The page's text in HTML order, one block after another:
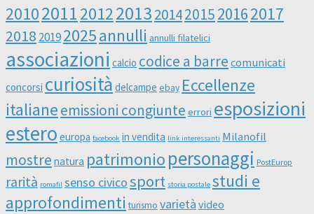
20102011201220132014201520162017
2018 20192025annulli annulli filatelici
associazioni calcio codice a barre comunicati
concorsi curiosità delcampe ebay Eccellenze
italianeemissioni congiunte errori esposizioni
estero europa facebook in vendita link interessanti Milanofil
mostre natura patrimonio personaggi PostEurop
rarità romafil senso civicosport storia postale studi e
approfondimenti turismo varietà video